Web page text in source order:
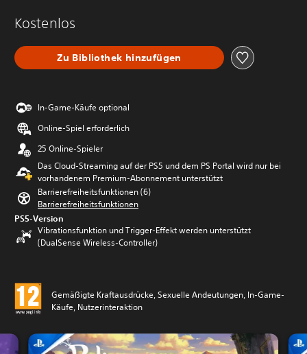
Kostenlos
Zu Bibliothek hinzufügen
In-Game-Käufe optional
Online-Spiel erforderlich
25 Online-Spieler
Das Cloud-Streaming auf der PS5 und dem PS Portal wird nur bei
vorhandenem Premium-Abonnement unterstützt
Barrierefreiheitsfunktionen (6)
Barrierefreiheitsfunktionen
PS5-Version
Vibrationsfunktion und Trigger-Effekt werden unterstützt
(DualSense Wireless-Controller)
Gemäßigte Kraftausdrücke, Sexuelle Andeutungen, In-Game-
Käufe, Nutzerinteraktion